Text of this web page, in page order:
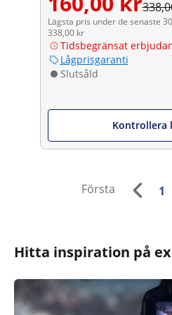
Lägsta pris under de senaste
338,00 kr
Tidsbegränsat
Lågprisgaranti
Slutsåld
Kontrollera
Första 1
Hitta inspiration på